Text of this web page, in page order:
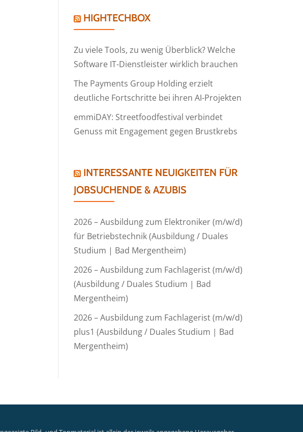
HIGHTECHBOX
Zu viele Tools, zu wenig Überblick? Welche
Software IT-Dienstleister wirklich brauchen
The Payments Group Holding erzielt
deutliche Fortschritte bei ihren AI-Projekten
emmiDAY: Streetfoodfestival verbindet
Genuss mit Engagement gegen Brustkrebs
INTERESSANTE NEUIGKEITEN FÜR
JOBSUCHENDE & AZUBIS
2026 – Ausbildung zum Elektroniker (m/w/d)
für Betriebstechnik (Ausbildung / Duales
Studium | Bad Mergentheim)
2026 – Ausbildung zum Fachlagerist (m/w/d)
(Ausbildung / Duales Studium | Bad
Mergentheim)
2026 – Ausbildung zum Fachlagerist (m/w/d)
plus1 (Ausbildung / Duales Studium | Bad
Mergentheim)